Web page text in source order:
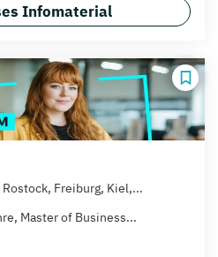
Infomaterial
Freiburg, Kiel,...
Master of Business...